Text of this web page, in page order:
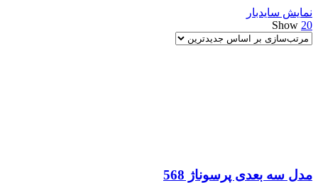
نمایش سایدبار
Show 20
مدل سه بعدی پرسوناژ 568